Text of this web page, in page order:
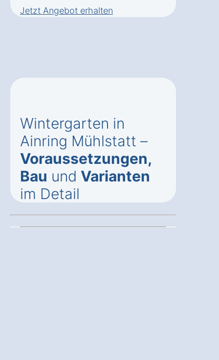
Jetzt Angebot erhalten
Wintergarten in
Ainring Mühlstatt –
Voraussetzungen,
Bau und Varianten
im Detail